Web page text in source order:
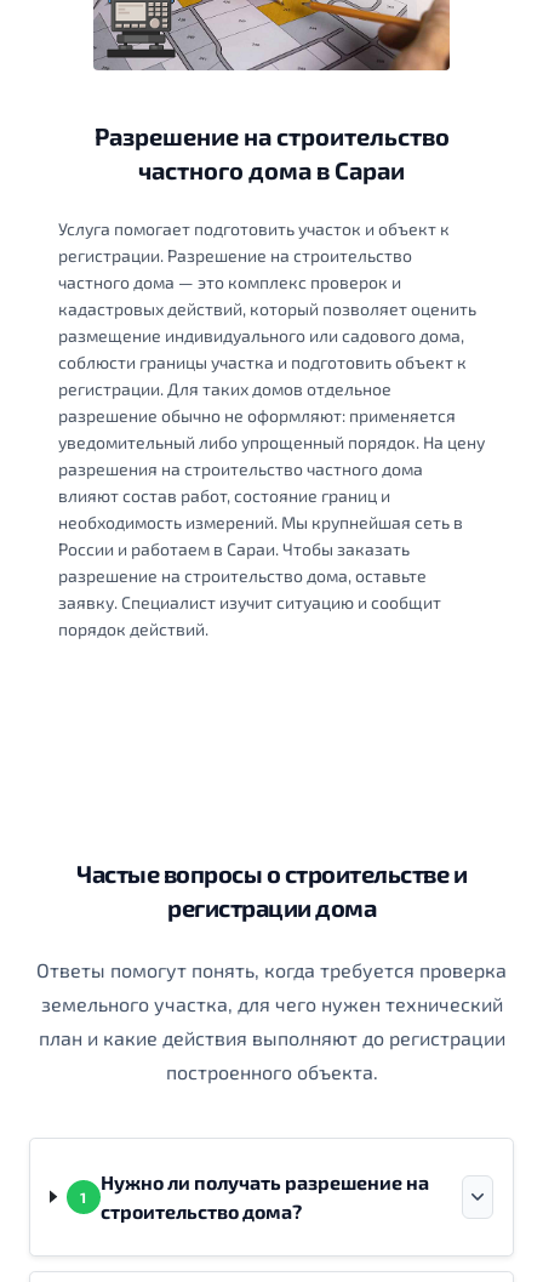
Разрешение на строительство
частного дома в Сараи
Услуга помогает подготовить участок и объект к
регистрации. Разрешение на строительство
частного дома — это комплекс проверок и
кадастровых действий, который позволяет оценить
размещение индивидуального или садового дома,
соблюсти границы участка и подготовить объект к
регистрации. Для таких домов отдельное
разрешение обычно не оформляют: применяется
уведомительный либо упрощенный порядок. На цену
разрешения на строительство частного дома
влияют состав работ, состояние границ и
необходимость измерений. Мы крупнейшая сеть в
России и работаем в Сараи. Чтобы заказать
разрешение на строительство дома, оставьте
заявку. Специалист изучит ситуацию и сообщит
порядок действий.
Частые вопросы о строительстве и
регистрации дома
Ответы помогут понять, когда требуется проверка
земельного участка, для чего нужен технический
план и какие действия выполняют до регистрации
построенного объекта.
1
Нужно ли получать разрешение на
строительство дома?